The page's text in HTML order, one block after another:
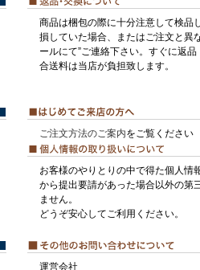
商品は梱包の際に十分注意して検品
損していた場合、またはご注文と異
ールにて”ご連絡下さい。すぐに返
合送料は当店が負担致します。
ご注文方法のご案内をご覧ください
お客様のやりとりの中で得た個人情
から提出要請があった場合以外の第
ません。
どうぞ安心してご利用ください。
運営会社